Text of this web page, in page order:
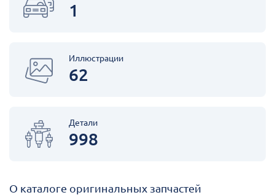
1
Иллюстрации
62
Детали
998
О каталоге оригинальных запчастей